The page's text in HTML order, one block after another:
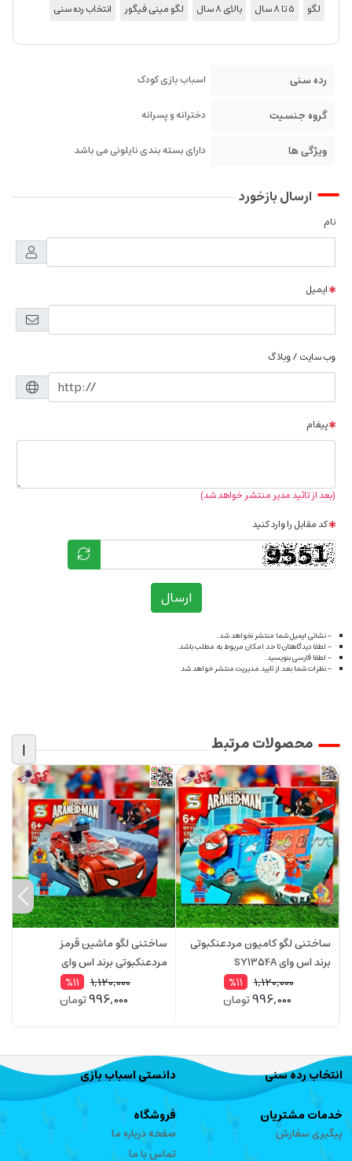
لگو
5 تا 8 سال بالای 8 سال لگو مینی فیگور انتخاب رده سنی
رده سنی اسباب بازی کودک
گروه جنسیت دخترانه و پسرانه
ویژگی ها دارای بسته بندی نایلونی می باشد
ارسال بازخورد
نام
ایمیل
وب سایت / وبلاگ
پیغام
(بعد از تائید مدیر منتشر خواهد شد)
کد مقابل را وارد کنید
ارسال
- نشانی ایمیل شما منتشر نخواهد شد.
- لطفا دیدگاهتان تا حد امکان مربوط به مطلب باشد.
- لطفا فارسی بنویسید.
- نظرات شما بعد از تایید مدیریت منتشر خواهد شد
محصولات مرتبط |
ساختنی لگو کامیون مردعنکبوتی
برند اس وای SY1354A
1,120,000
%11
996,000تومان
ساختنی لگو ماشین قرمز
مردعنکبوتی برند اس وای
SY1354B
1,120,000
%11
996,000تومان
انتخاب رده سنی دانستی اسباب بازی
خدمات مشتریان
پیگیری سفارش
فروشگاه
صفحه درباره ما
تماس با ما